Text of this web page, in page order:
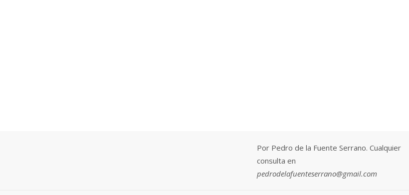
Por Pedro de la Fuente Serrano. Cualquier
consulta en
pedrodelafuenteserrano@gmail.com